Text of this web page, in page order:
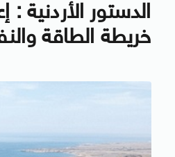
الدستور الأردنية :
خريطة الطاقة